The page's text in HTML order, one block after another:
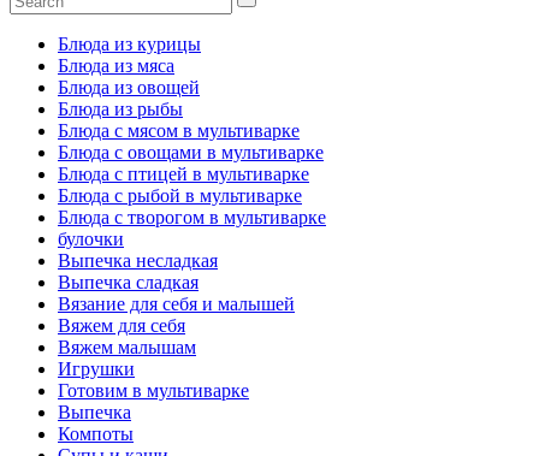
Блюда из курицы
Блюда из мяса
Блюда из овощей
Блюда из рыбы
Блюда с мясом в мультиварке
Блюда с овощами в мультиварке
Блюда с птицей в мультиварке
Блюда с рыбой в мультиварке
Блюда с творогом в мультиварке
булочки
Выпечка несладкая
Выпечка сладкая
Вязание для себя и малышей
Вяжем для себя
Вяжем малышам
Игрушки
Готовим в мультиварке
Выпечка
Компоты